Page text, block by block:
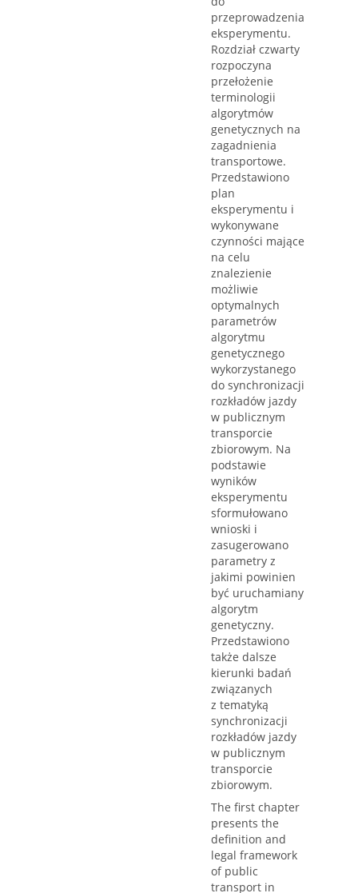
przeprowadzenia
eksperymentu.
Rozdział czwarty
rozpoczyna
przełożenie
terminologii
algorytmów
genetycznych na
zagadnienia
transportowe.
Przedstawiono
plan
eksperymentu i
wykonywane
czynności mające
na celu
znalezienie
możliwie
optymalnych
parametrów
algorytmu
genetycznego
wykorzystanego
do synchronizacji
rozkładów jazdy
w publicznym
transporcie
zbiorowym. Na
podstawie
wyników
eksperymentu
sformułowano
wnioski i
zasugerowano
parametry z
jakimi powinien
być uruchamiany
algorytm
genetyczny.
Przedstawiono
także dalsze
kierunki badań
związanych
z tematyką
synchronizacji
rozkładów jazdy
w publicznym
transporcie
zbiorowym.
The first chapter
presents the
definition and
legal framework
of public
transport in